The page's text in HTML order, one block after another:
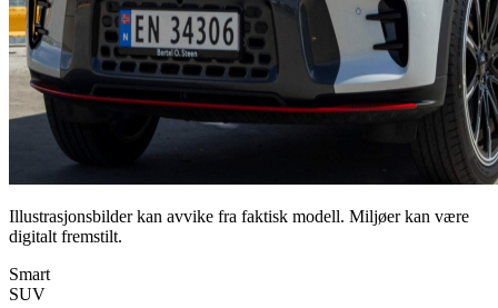
Illustrasjonsbilder kan avvike fra faktisk modell. Miljøer kan være
digitalt fremstilt.
Smart
SUV